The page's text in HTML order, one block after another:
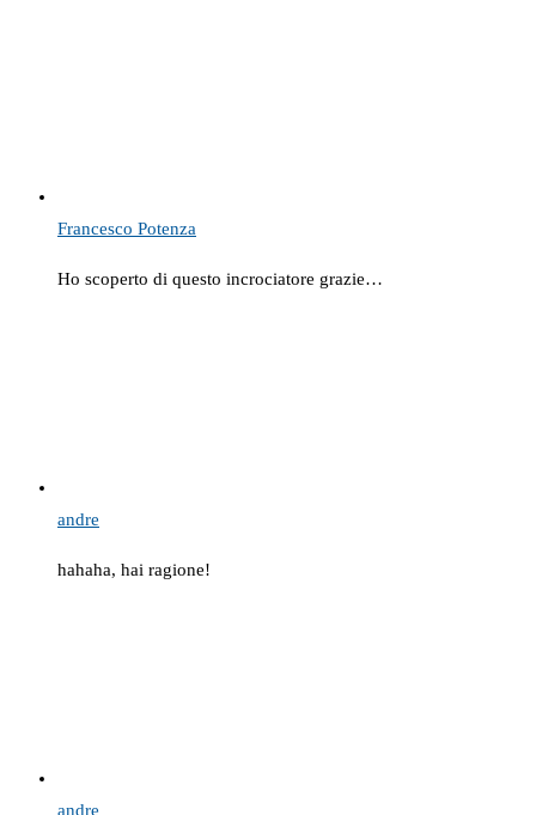
Francesco Potenza
Ho scoperto di questo incrociatore grazie…
andre
hahaha, hai ragione!
andre